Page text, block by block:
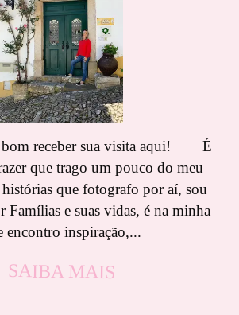
receber sua visita aqui! É
que trago um pouco do meu
que fotografo por aí, sou
Famílias e suas vidas, é na minha
encontro inspiração,...
SAIBA MAIS